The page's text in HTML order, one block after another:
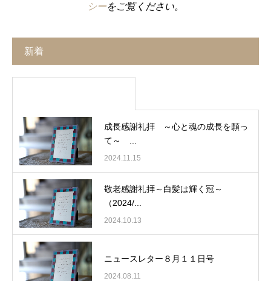
シーをご覧ください。
新着
成長感謝礼拝 ～心と魂の成長を願っ
て～ ...
2024.11.15
敬老感謝礼拝～白髪は輝く冠～
（2024/...
2024.10.13
ニュースレター８月１１日号
2024.08.11